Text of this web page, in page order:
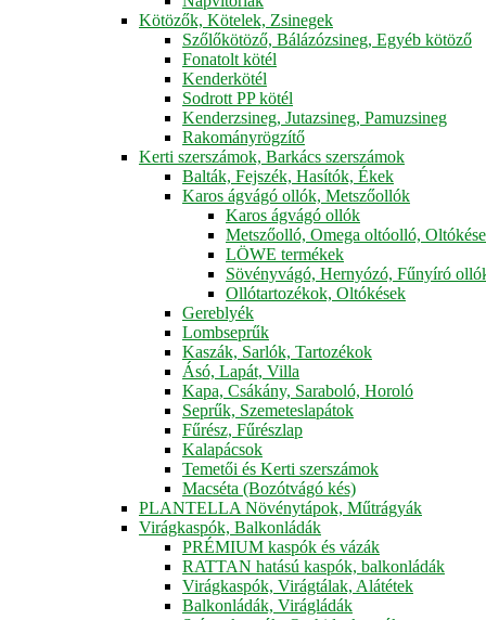
Kötözők, Kötelek, Zsinegek
Szőlőkötöző, Bálázózsineg, Egyéb kötöző
Fonatolt kötél
Kenderkötél
Sodrott PP kötél
Kenderzsineg, Jutazsineg, Pamuzsineg
Rakományrögzítő
Kerti szerszámok, Barkács szerszámok
Balták, Fejszék, Hasítók, Ékek
Karos ágvágó ollók, Metszőollók
Karos ágvágó ollók
Metszőolló, Omega oltóolló,
LÖWE termékek
Sövényvágó, Hernyózó, Fűnyíró
Ollótartozékok, Oltókések
Gereblyék
Lombseprűk
Kaszák, Sarlók, Tartozékok
Ásó, Lapát, Villa
Kapa, Csákány, Saraboló, Horoló
Seprűk, Szemeteslapátok
Fűrész, Fűrészlap
Kalapácsok
Temetői és Kerti szerszámok
Macséta (Bozótvágó kés)
PLANTELLA Növénytápok, Műtrágyák
Virágkaspók, Balkonládák
PRÉMIUM kaspók és vázák
RATTAN hatású kaspók, balkonládák
Virágkaspók, Virágtálak, Alátétek
Balkonládák, Virágládák